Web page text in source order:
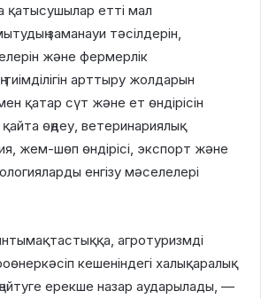
етті мал
заманауи тәсілдерін,
және фермерлік
арттыру жолдарын
қатар сүт және ет өндірісін
өңдеу, ветеринариялық
жем-шөп өндірісі, экспорт және
енгізу мәселелері
агротуризмді
кешеніндегі халықаралық
ерекше назар аударылады, —